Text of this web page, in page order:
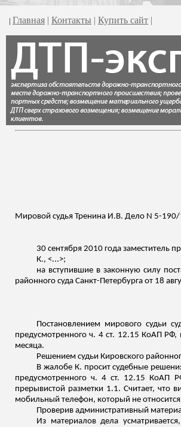
| Главная | Контакты | Купить сайт |
Мировой судья Тренина И.В. Дело N 5-
30 сентября 2010 года заместитель
К., <...>;
на вступившие в законную силу
районного суда Санкт-Петербурга от 18
Постановлением мирового судьи
предусмотренного ч. 4 ст. 12.15 КоАП РФ,
месяца.
Решением судьи Кировского
В жалобе К. просит судебные
предусмотренного ч. 4 ст. 12.15 КоАП
прерывистой разметки 1.1. Считает, что
мобильный телефон, который не
Проверив административный
Из материалов дела